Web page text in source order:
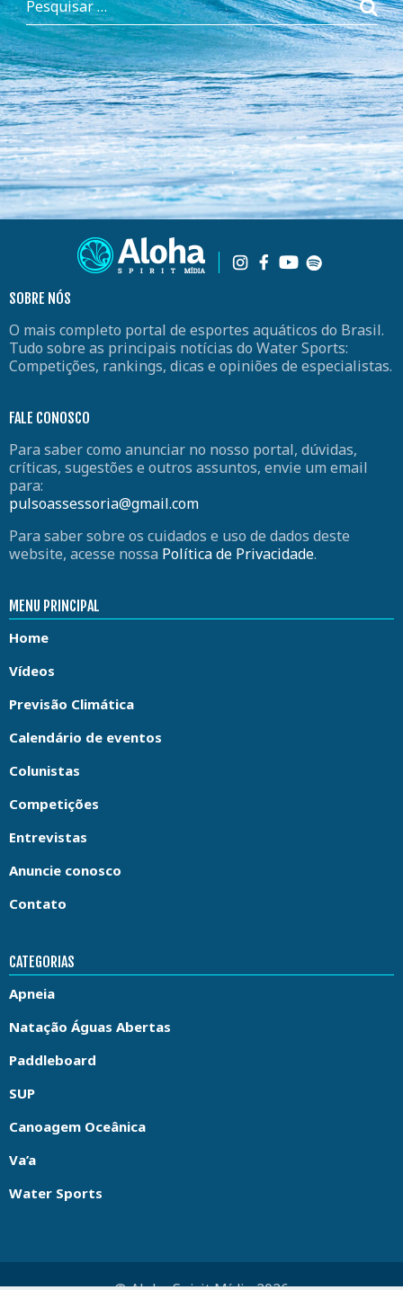
SOBRE NÓS
O mais completo portal de esportes aquáticos do Brasil.
Tudo sobre as principais notícias do Water Sports:
Competições, rankings, dicas e opiniões de especialistas.
FALE CONOSCO
Para saber como anunciar no nosso portal, dúvidas,
críticas, sugestões e outros assuntos, envie um email
para:
pulsoassessoria@gmail.com
Para saber sobre os cuidados e uso de dados deste
website, acesse nossa Política de Privacidade.
MENU PRINCIPAL
Home
Vídeos
Previsão Climática
Calendário de eventos
Colunistas
Competições
Entrevistas
Anuncie conosco
Contato
CATEGORIAS
Apneia
Natação Águas Abertas
Paddleboard
SUP
Canoagem Oceânica
Va’a
Water Sports